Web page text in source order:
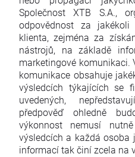
Společnost XTB S.A.,
odpovědnost za
klienta, zejména za
nástrojů, na základě
marketingové komunikaci.
komunikace obsahuje
výsledcích týkajících se
uvedených,
předpověď ohledně
výkonnost nemusí
výsledcích a každá osoba
informací tak činí zcela na